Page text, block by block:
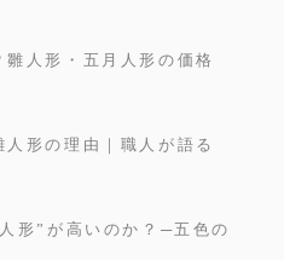
雛人形・五月人形の価格
人形の理由｜職人が語る
形”が高いのか？─五色の